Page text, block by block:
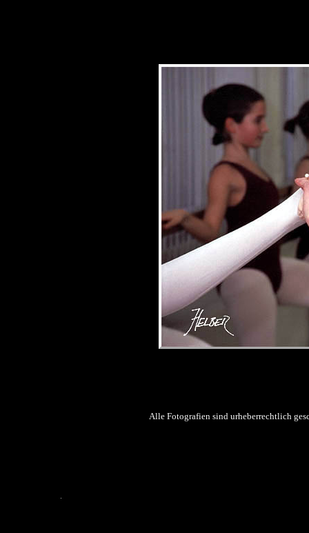
Alle Fotografien sind urheberrechtlich